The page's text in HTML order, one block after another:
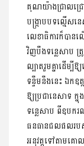
គុណ​យ៉ាងជ្រាល​ជ្រៅ​
បង្រ្កាបបទល្មើស
លេខាធិការក៏បានល
វិញបឹងទន្លេសាប ត្
ល្បាតរួមគ្នាដើម្បី
ទន្ទឹមនឹងនេះ ឯកឧ
ឱ្យប្រជានេសាទ ក្
ទន្លេសាប ពីឧបករ
ធនធានជល​ផល​រប
អនុវត្តទៅតាម​គោ